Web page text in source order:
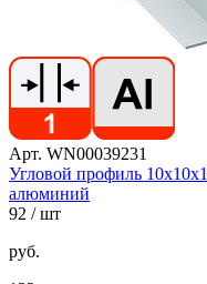
Арт. WN00039231
Угловой профиль
алюминий
92 / шт
руб.